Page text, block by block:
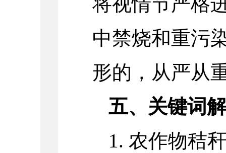
中禁烧和重污
形的，从严从
五、关键词
1. 农作物秸